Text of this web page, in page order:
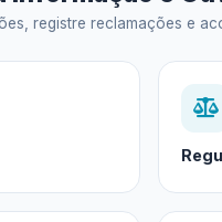
registre reclamações e